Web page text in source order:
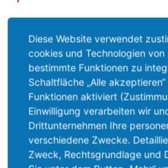
Präsenz erfassten Daten
Systemen gelöscht, sobald
auffordern, Ihre
widerrufen oder der Zweck
Datenspeicherung entfällt.
verbleiben auf Ihrem
Zwingende gesetzliche
Diese Website verwendet
cookies und Technologien
bestimmte Funktionen zu
Schaltfläche „Alle
Funktionen aktiviert
Einwilligung verarbeiten wir
Drittunternehmen Ihre
verschiedene Zwecke.
Zweck, Rechtsgrundlage und